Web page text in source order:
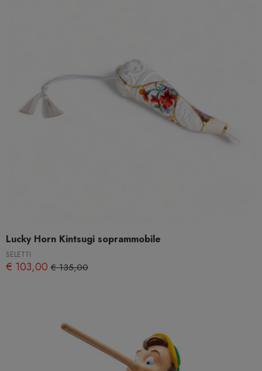
Lucky Horn Kintsugi soprammobile
SELETTI
€ 103,00 € 135,00